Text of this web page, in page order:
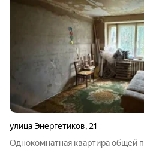
улица Энергетиков, 21
Однокомнатная квартира общей